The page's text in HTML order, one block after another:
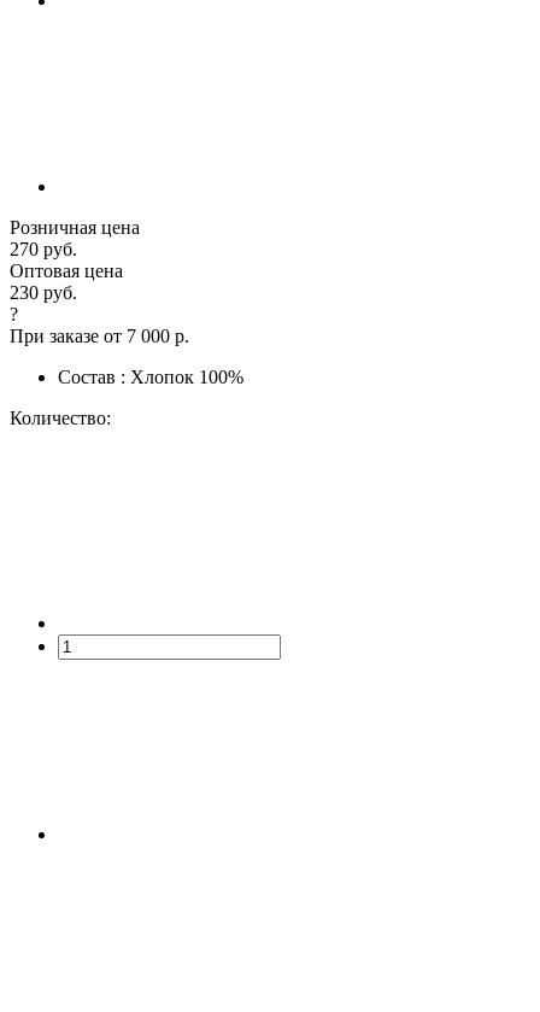
Розничная цена
270 руб.
Оптовая цена
230 руб.
?
При заказе от 7 000 р.
Состав : Хлопок 100%
Количество: